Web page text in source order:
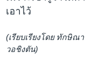
เอาไว้
(เรียบเรียงโดย ทักษิณ
วอชิงตัน)